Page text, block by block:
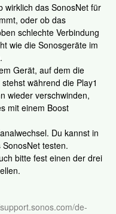
wirklich das SonosNet für
oder ob das
schlechte Verbindung
wie die Sonosgeräte im
Gerät, auf dem die
während die Play1
wieder verschwinden,
mit einem Boost
Du kannst in
testen.
bitte fest einen der drei
de-